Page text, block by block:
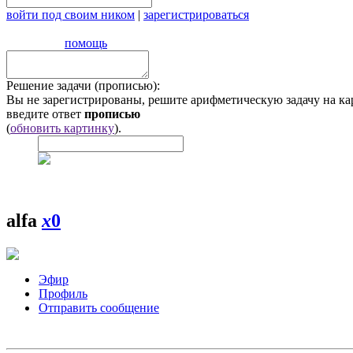
войти под своим ником | зарегистрироваться
помощь
Решение задачи (прописью):
Вы не зарегистрированы, решите арифметическую задачу на
введите ответ прописью
(обновить картинку).
alfax0
Эфир
Профиль
Отправить сообщение